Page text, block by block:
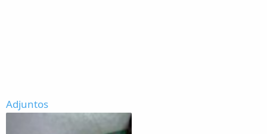
Adjuntos